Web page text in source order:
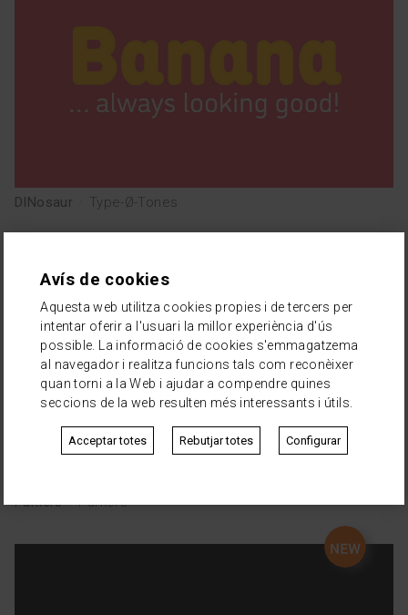
DINosaur Type-Ø-Tones
Parkers · Parkers
Avís de cookies
Aquesta web utilitza cookies propies i de tercers per
intentar oferir a l'usuari la millor experiència d'ús
possible. La informació de cookies s'emmagatzema
al navegador i realitza funcions tals com reconèixer
quan torni a la Web i ajudar a compendre quines
seccions de la web resulten més interessants i útils.
Acceptar totes Rebutjar totes Configurar